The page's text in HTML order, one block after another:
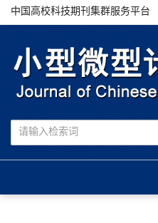
中国高校科技期刊集群服务平台